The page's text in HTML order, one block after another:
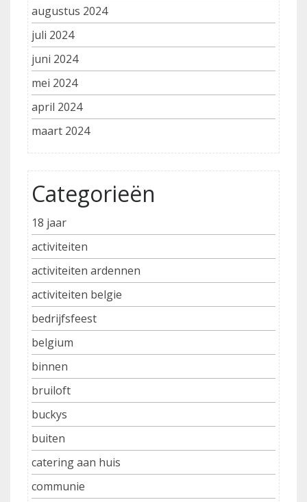
augustus 2024
juli 2024
juni 2024
mei 2024
april 2024
maart 2024
Categorieën
18 jaar
activiteiten
activiteiten ardennen
activiteiten belgie
bedrijfsfeest
belgium
binnen
bruiloft
buckys
buiten
catering aan huis
communie